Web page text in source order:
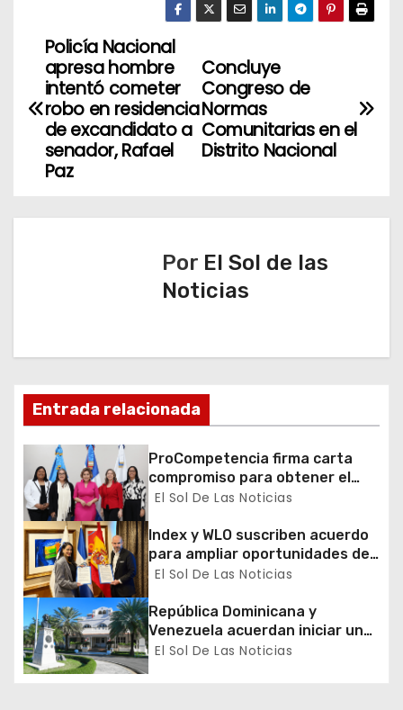
N
a
ó
n
d
e
e
n
t
r
a
Concluye
Congreso de
Normas
Comunitarias en el
Distrito Nacional
Policía Nacional
apresa hombre
intentó cometer
robo en residencia
de excandidato a
senador, Rafael
Paz
Por El Sol de las
Noticias
Entrada relacionada
ProCompetencia firma carta
compromiso para obtener el
Sello Igualando RD para el
El Sol De Las Noticias
Index y WLO suscriben acuerdo
para ampliar oportunidades de
formación de dominicanos en el
El Sol De Las Noticias
República Dominicana y
Venezuela acuerdan iniciar un
proceso de normalización
El Sol De Las Noticias